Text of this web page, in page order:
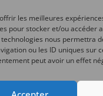
les meilleures
pour stocker et/ou accéder
technologies nous permettra
ou les ID uniques sur
peut avoir un effet